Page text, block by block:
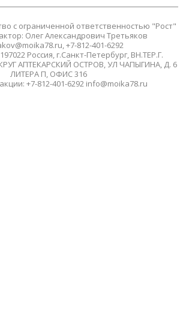
с ограниченной ответственностью "Рост"
Олег Александрович Третьяков
+7-812-401-6292
Россия, г.Санкт-Петербург, ВН.ТЕР.Г.
АПТЕКАРСКИЙ ОСТРОВ, УЛ ЧАПЫГИНА, Д. 6
ЛИТЕРА П, ОФИС 316
+7-812-401-6292 info@moika78.ru